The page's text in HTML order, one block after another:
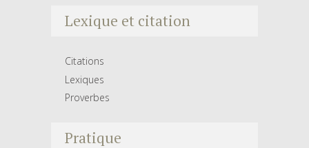
Lexique et citation
Citations
Lexiques
Proverbes
Pratique